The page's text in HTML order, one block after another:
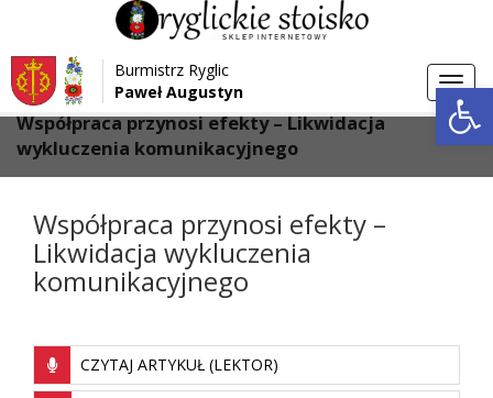
Przejdź do menu
Przejdź do głównej treści strony
Przejdź do stopki strony
Burmistrz Ryglic
Paweł Augustyn
Strona główna > Aktualności
Współpraca przynosi efekty – Likwidacja
wykluczenia komunikacyjnego
Współpraca przynosi efekty –
Likwidacja wykluczenia
komunikacyjnego
CZYTAJ ARTYKUŁ (LEKTOR)